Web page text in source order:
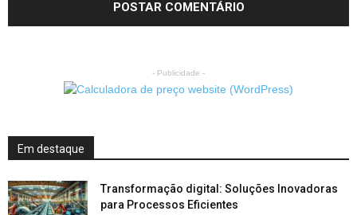
- Publicidade -
Em destaque
Transformação digital: Soluções Inovadoras
para Processos Eficientes